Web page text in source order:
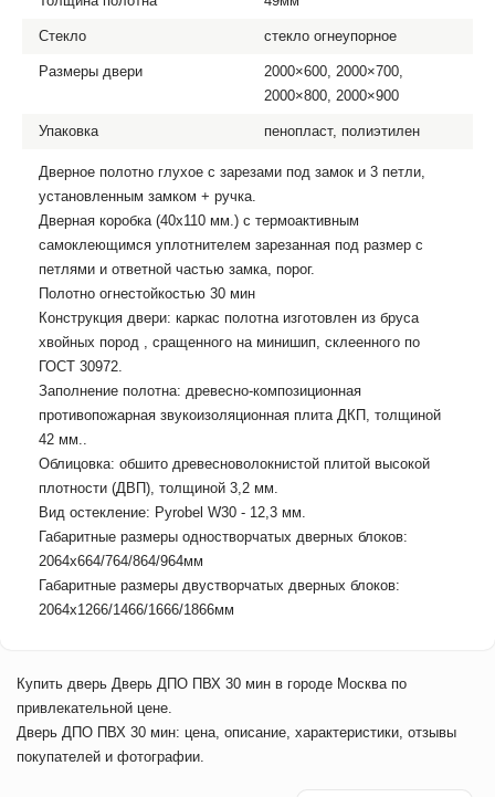
Стекло стекло огнеупорное
Размеры двери
2000×600, 2000×700,
2000×800, 2000×900
Упаковка пенопласт, полиэтилен
Дверное полотно глухое с зарезами под замок и 3 петли,
установленным замком + ручка.
Дверная коробка (40х110 мм.) с термоактивным
самоклеющимся уплотнителем зарезанная под размер с
петлями и ответной частью замка, порог.
Полотно огнестойкостью 30 мин
Конструкция двери: каркас полотна изготовлен из бруса
хвойных пород , сращенного на минишип, склеенного по
ГОСТ 30972.
Заполнение полотна: древесно-композиционная
противопожарная звукоизоляционная плита ДКП, толщиной
42 мм..
Облицовка: обшито древесноволокнистой плитой высокой
плотности (ДВП), толщиной 3,2 мм.
Вид остекление: Pyrobel W30 - 12,3 мм.
Габаритные размеры одностворчатых дверных блоков:
2064х664/764/864/964мм
Габаритные размеры двустворчатых дверных блоков:
2064х1266/1466/1666/1866мм
Купить дверь Дверь ДПО ПВХ 30 мин в городе Москва по
привлекательной цене.
Дверь ДПО ПВХ 30 мин: цена, описание, характеристики, отзывы
покупателей и фотографии.